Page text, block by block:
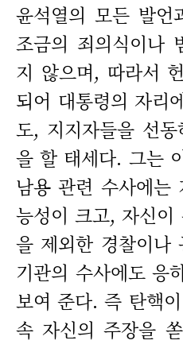
윤석열의 모든 발
조금의 죄의식이나
지 않으며, 따라서
되어 대통령의 자리
도, 지지자들을 선
을 할 태세다. 그는
남용 관련 수사에는
능성이 크고, 자신
을 제외한 경찰이나
기관의 수사에도 응
보여 준다. 즉 탄핵
속 자신의 주장을